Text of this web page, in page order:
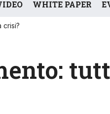
WHITE PAPER
crisi?